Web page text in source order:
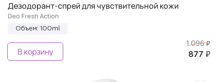
Дезодорант-спрей для чувствительной кожи
Deo Fresh Action
Объем: 100ml
1 096 ₽
877 ₽
В корзину